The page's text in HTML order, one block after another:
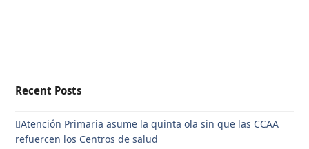
Recent Posts
Atención Primaria asume la quinta ola sin que las CCAA
refuercen los Centros de salud